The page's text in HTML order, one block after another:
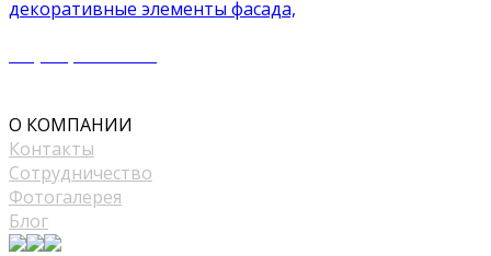
О КОМПАНИИ
Контакты
Сотрудничество
Фотогалерея
Блог